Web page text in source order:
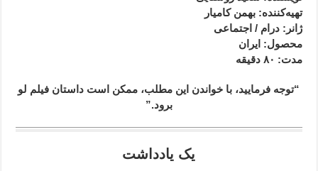
تهیه‌کننده: بهمن کامیار
ژانر : درام / اجتماعی
محصول: ایران
مدت: ۸۰ دقیقه
“توجه فرمایید،‌ با خواندن این مطلب، ممکن است داستان فیلم لو
برود.”